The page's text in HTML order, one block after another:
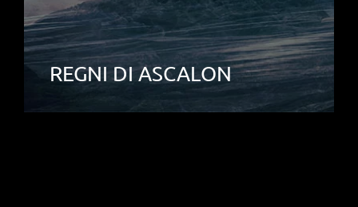
REGNI DI ASCALON